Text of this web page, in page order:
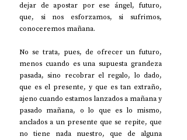
dejar de apostar por ese ángel, futuro,
que, si nos esforzamos, si sufrimos,
conoceremos mañana.
No se trata, pues, de ofrecer un futuro,
menos cuando es una supuesta grandeza
pasada, sino recobrar el regalo, lo dado,
que es el presente, y que es tan extraño,
ajeno cuando estamos lanzados a mañana y
pasado mañana, o lo que es lo mismo,
anclados a un presente que se repite, que
no tiene nada nuestro, que de alguna